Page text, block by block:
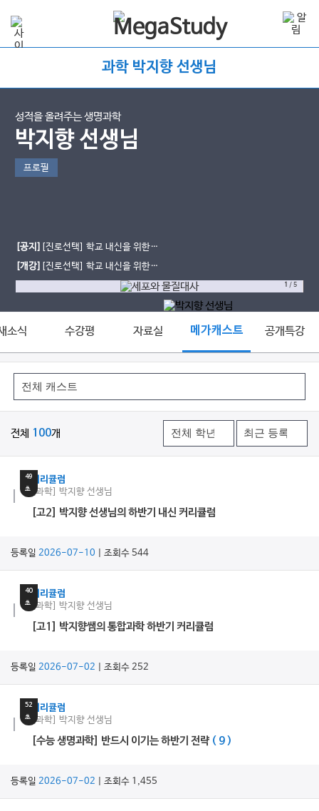
과학 박지향 선생님
성적을 올려주는 생명과학
박지향 선생님
프로필
[공지] [진로선택] 학교 내신을 위한
생물의 유전 starter
[개강] [진로선택] 학교 내신을 위한
세포와 물질대사
1 /5
소식 수강평 자료실 메가캐스트 공개특강
전체 100개
49
초
커리큘럼
[과학] 박지향 선생님
[고2] 박지향 선생님의 하반기 내신 커리큘럼
등록일 2026-07-10 | 조회수 544
40
초
커리큘럼
[과학] 박지향 선생님
[고1] 박지향쌤의 통합과학 하반기 커리큘럼
등록일 2026-07-02 | 조회수 252
52
초
커리큘럼
[과학] 박지향 선생님
[수능 생명과학] 반드시 이기는 하반기 전략 ( 9 )
등록일 2026-07-02 | 조회수 1,455